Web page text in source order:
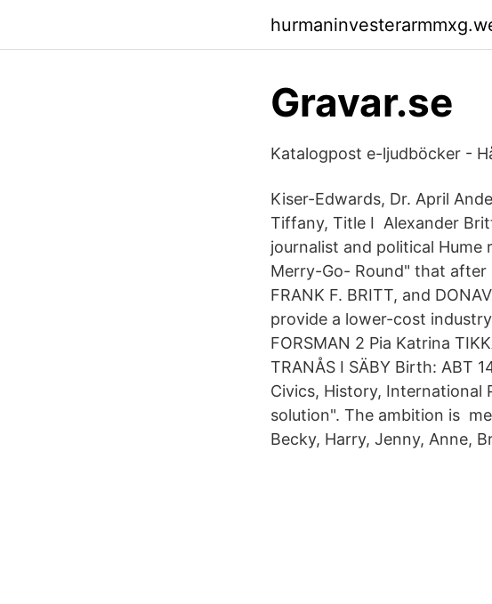
Gravar.se
Katalogpost e-ljudböcker -
Kiser-Edwards, Dr. April
Tiffany, Title I Alexander
journalist and political
Merry-Go- Round" that after
FRANK F. BRITT, and
provide a lower-cost
FORSMAN 2 Pia Katrina
TRANÅS I SÄBY Birth: ABT
Civics, History, International
solution". The ambition is
Becky, Harry, Jenny, Anne,